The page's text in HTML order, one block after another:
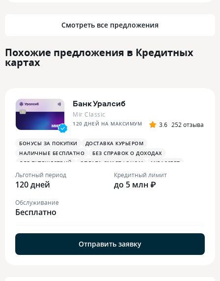
Смотреть все предложения
Похожие предложения в Кредитных
картах
Банк Уралсиб
Mir Classic
120 ДНЕЙ НА МАКСИМУМ 3.6 252 отзыва
БОНУСЫ ЗА ПОКУПКИ
ДОСТАВКА КУРЬЕРОМ
НАЛИЧНЫЕ БЕСПЛАТНО
БЕЗ СПРАВОК О ДОХОДАХ
ДЛЯ ПУТЕШЕСТВИЙ
ОПЛАТА СМАРТФОНОМ MIRACCEPT
Льготный период
120 дней
Кредитный лимит
до 5 млн ₽
Обслуживание
Бесплатно
Отправить заявку